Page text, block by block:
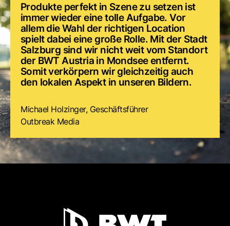
Produkte perfekt in Szene zu setzen ist
immer wieder eine tolle Aufgabe. Vor
allem die Wahl der richtigen Location
spielt dabei eine große Rolle. Mit der Stadt
Salzburg sind wir nicht weit vom Standort
der BWT Austria in Mondsee entfernt.
Somit verkörpern wir gleichzeitig auch
den lokalen Aspekt in unseren Bildern.
Michael Holzinger, Geschäftsführer
Outbreak Media